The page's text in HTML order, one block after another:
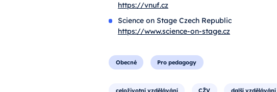
https://vnuf.cz
Science on Stage Czech Republic
https://www.science-on-stage.cz
Obecné Pro pedagogy